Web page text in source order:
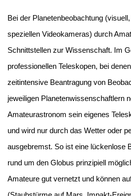
Bei der Planetenbeobachtung
speziellen Videokameras) durch
Schnittstellen zur Wissenschaft. Im
professionellen Teleskopen, bei
zeitintensive Beantragung von
jeweiligen Planetenwissenschaftlern
Amateurastronom sein eigenes
und wird nur durch das Wetter oder
ausgebremst. So ist eine lückenlose
rund um den Globus prinzipiell
Amateure gut vernetzt und können